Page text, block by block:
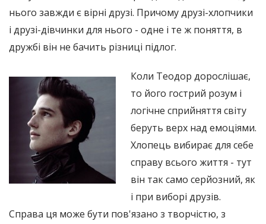
нього завжди є вірні друзі. Причому друзі-хлопчики
і друзі-дівчинки для нього - одне і те ж поняття, в
дружбі він не бачить різниці підлог.
Коли Теодор дорослішає,
то його гострий розум і
логічне сприйняття світу
беруть верх над емоціями.
Хлопець вибирає для себе
справу всього життя - тут
він так само серйозний, як
і при виборі друзів.
Справа ця може бути пов'язано з творчістю, з